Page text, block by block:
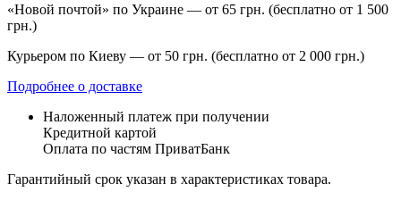
«Новой почтой» по Украине — от 65 грн. (бесплатно от 1 500
грн.)
Курьером по Киеву — от 50 грн. (бесплатно от 2 000 грн.)
Подробнее о доставке
Наложенный платеж при получении
Кредитной картой
Оплата по частям ПриватБанк
Гарантийный срок указан в характеристиках товара.